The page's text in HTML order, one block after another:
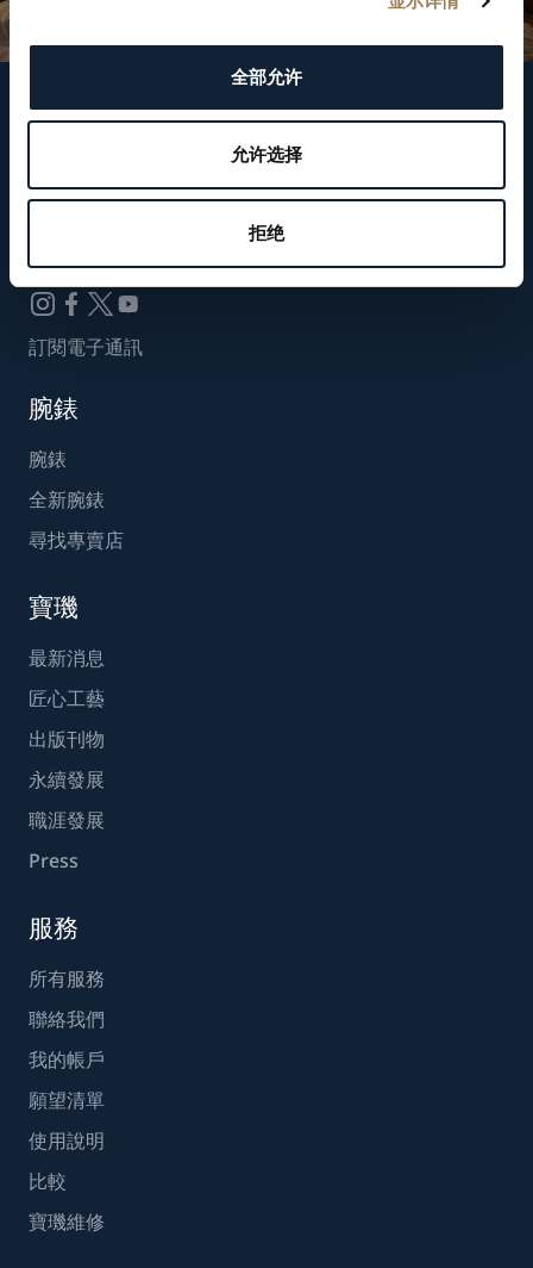
全部允许
允许选择
拒绝
關注我們
WeChat ID
Breguet_China
訂閱電子通訊
腕錶
腕錶
全新腕錶
尋找專賣店
寶璣
最新消息
匠心工藝
出版刊物
永續發展
職涯發展
Press
服務
所有服務
聯絡我們
我的帳戶
願望清單
使用說明
比較
寶璣維修